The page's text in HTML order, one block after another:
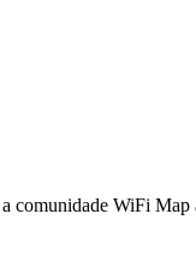
WiFi Map